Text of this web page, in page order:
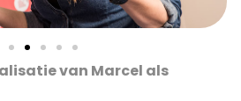
van Marcel als